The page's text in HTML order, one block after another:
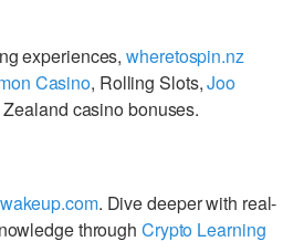
experiences,wheretospin.nz
Casino, Rolling Slots,Joo
casino bonuses.
. Dive deeper with real-
through Crypto Learning